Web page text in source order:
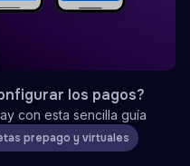
los pagos?
con esta sencilla guía
prepago y virtuales